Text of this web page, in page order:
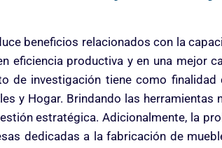
beneficios relacionados con la
eficiencia productiva y en una mejor
de investigación tiene como finalidad
y Hogar. Brindando las herramientas
estratégica. Adicionalmente, la
dedicadas a la fabricación de